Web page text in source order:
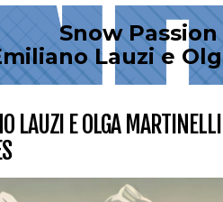
Snow
Lauzi e
LAUZI E OLGA